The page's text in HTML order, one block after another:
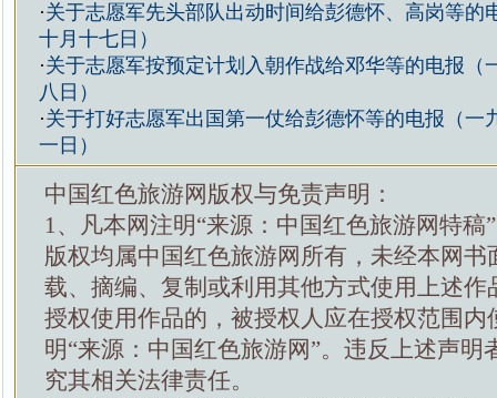
·关于志愿军先头部队出动时间给彭德怀、高岗等的
十月十七日）
·关于志愿军按预定计划入朝作战给邓华等的电报（
八日）
·关于打好志愿军出国第一仗给彭德怀等的电报（一
一日）
中国红色旅游网版权与免责声明：
1、凡本网注明“来源：中国红色旅游网特稿
版权均属中国红色旅游网所有，未经本网书
载、摘编、复制或利用其他方式使用上述作
授权使用作品的，被授权人应在授权范围内
明“来源：中国红色旅游网”。违反上述声明
究其相关法律责任。